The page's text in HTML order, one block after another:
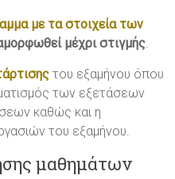
με τα στοιχεία των
μέχρι στιγμής.
του εξαμήνου όπου
των εξετάσεων
καθώς και η
του εξαμήνου.
μαθημάτων